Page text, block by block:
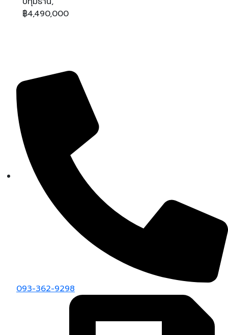
฿4,490,000
093-362-9298